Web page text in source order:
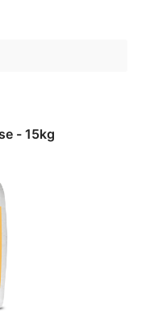
Geflügel mit Gemüse - 15kg